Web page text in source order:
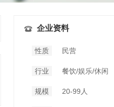
企业资料
性质 民营
行业 餐饮/娱乐/休闲
规模 20-99人